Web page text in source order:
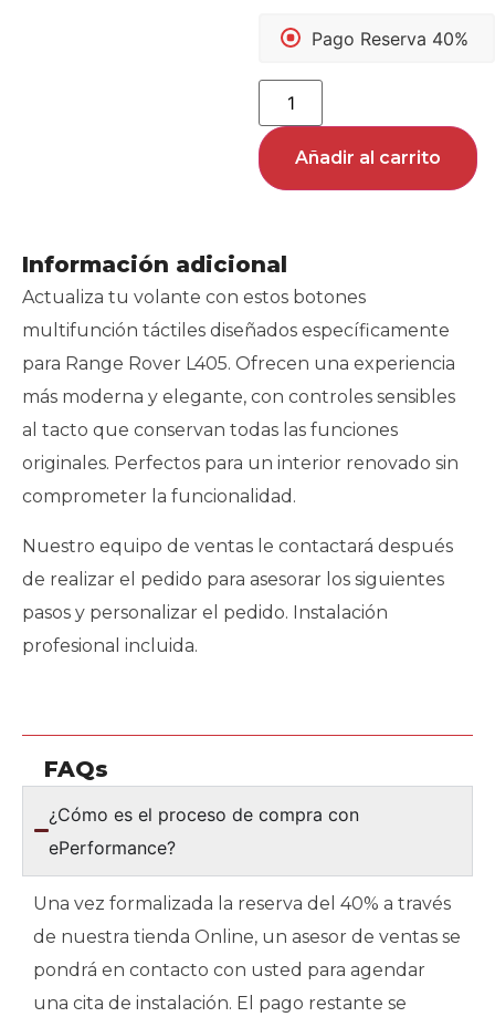
Pago Reserva 40%
Añadir al carrito
Información adicional
Actualiza tu volante con estos botones
multifunción táctiles diseñados específicamente
para Range Rover L405. Ofrecen una experiencia
más moderna y elegante, con controles sensibles
al tacto que conservan todas las funciones
originales. Perfectos para un interior renovado sin
comprometer la funcionalidad.
Nuestro equipo de ventas le contactará después
de realizar el pedido para asesorar los siguientes
pasos y personalizar el pedido. Instalación
profesional incluida.
FAQs
¿Cómo es el proceso de compra con
ePerformance?
Una vez formalizada la reserva del 40% a través
de nuestra tienda Online, un asesor de ventas se
pondrá en contacto con usted para agendar
una cita de instalación. El pago restante se